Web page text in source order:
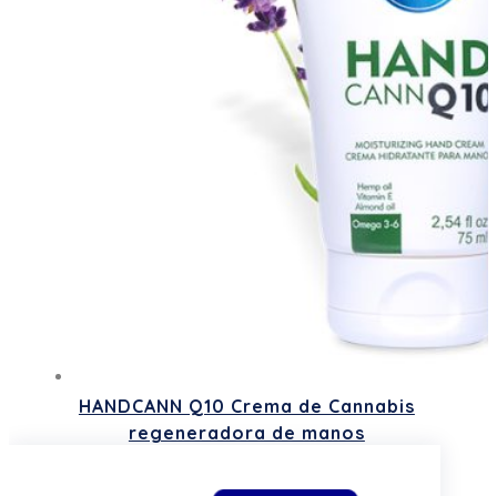
HANDCANN Q10 Crema de Cannabis
regeneradora de manos